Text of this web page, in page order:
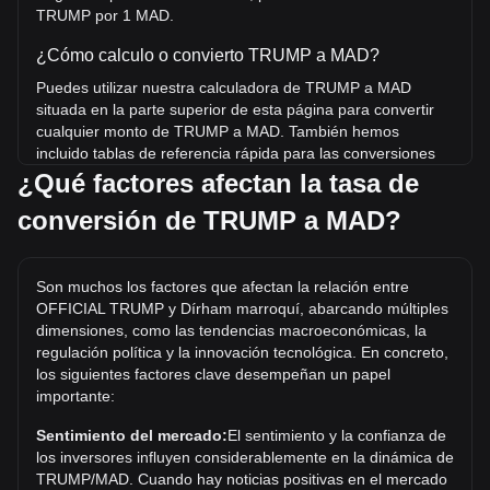
TRUMP por 1 MAD.
¿Cómo calculo o convierto TRUMP a MAD?
Puedes utilizar nuestra calculadora de TRUMP a MAD
situada en la parte superior de esta página para convertir
cualquier monto de TRUMP a MAD. También hemos
incluido tablas de referencia rápida para las conversiones
más populares. Por ejemplo, 5 MAD equivalen a 0.3621
TRUMP, mientras que 5 TRUMP tienen un costo estimado
de 69.04MAD.
historia?
El precio máximo histórico de 1 TRUMP en MAD es
د.م.700.18. Queda por ver si el valor de 1 TRUMP/MAD
superará el máximo histórico actual.
¿Cuál es la tendencia del precio de OFFICIAL
En los últimos 7 días, el tipo de cambio de OFFICIAL
TRUMP (TRUMP) aumentó un 3.32%. Durante el último
¿Qué factores afectan la tasa de
conversión de TRUMP a MAD?
Son muchos los factores que afectan la relación entre
OFFICIAL TRUMP y Dírham marroquí, abarcando múltiples
dimensiones, como las tendencias macroeconómicas, la
regulación política y la innovación tecnológica. En concreto,
los siguientes factores clave desempeñan un papel
importante:
Sentimiento del mercado:El sentimiento y la confianza de
los inversores influyen considerablemente en la dinámica de
TRUMP/MAD. Cuando hay noticias positivas en el mercado